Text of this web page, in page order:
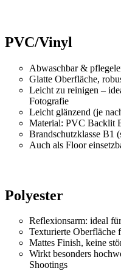
PVC/Vinyl
Abwaschbar &
Glatte Oberfläche,
Leicht zu reinigen –
Fotografie
Leicht glänzend (je
Material: PVC Backlit
Brandschutzklasse B1
Auch als Floor
Polyester
Reflexionsarm: ideal
Texturierte Oberfläche
Mattes Finish, keine
Wirkt besonders
Shootings